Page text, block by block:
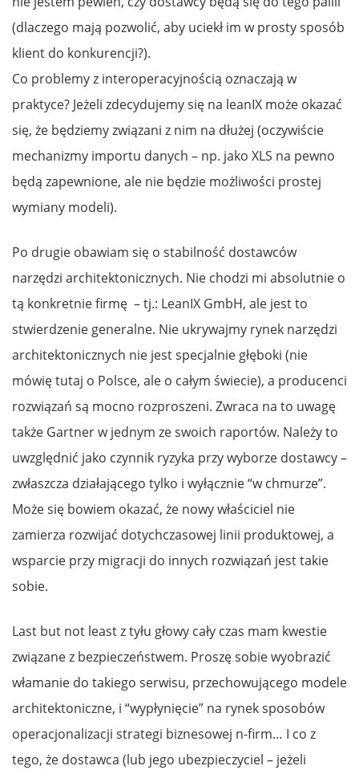
(dlaczego mają pozwolić, aby uciekł im w prosty sposób
klient do konkurencji?).
Co problemy z interoperacyjnością oznaczają w
praktyce? Jeżeli zdecydujemy się na leanIX może okazać
się, że będziemy związani z nim na dłużej (oczywiście
mechanizmy importu danych – np. jako XLS na pewno
będą zapewnione, ale nie będzie możliwości prostej
wymiany modeli).
Po drugie obawiam się o stabilność dostawców
narzędzi architektonicznych. Nie chodzi mi absolutnie o
tą konkretnie firmę – tj.: LeanIX GmbH, ale jest to
stwierdzenie generalne. Nie ukrywajmy rynek narzędzi
architektonicznych nie jest specjalnie głęboki (nie
mówię tutaj o Polsce, ale o całym świecie), a producenci
rozwiązań są mocno rozproszeni. Zwraca na to uwagę
także Gartner w jednym ze swoich raportów. Należy to
uwzględnić jako czynnik ryzyka przy wyborze dostawcy –
zwłaszcza działającego tylko i wyłącznie “w chmurze”.
Może się bowiem okazać, że nowy właściciel nie
zamierza rozwijać dotychczasowej linii produktowej, a
wsparcie przy migracji do innych rozwiązań jest takie
sobie.
Last but not least z tyłu głowy cały czas mam kwestie
związane z bezpieczeństwem. Proszę sobie wyobrazić
włamanie do takiego serwisu, przechowującego modele
architektoniczne, i “wypłynięcie” na rynek sposobów
operacjonalizacji strategi biznesowej n-firm… I co z
tego, że dostawca (lub jego ubezpieczyciel – jeżeli